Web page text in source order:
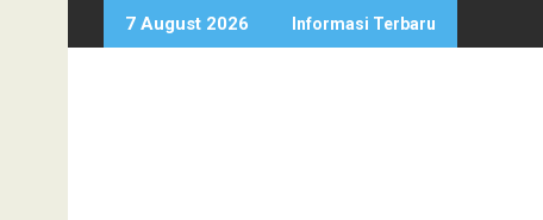
to
7 August 2026 Informasi Terbaru